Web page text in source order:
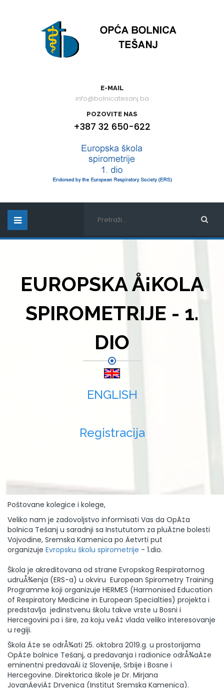
E-MAIL
info@bolnicatesanj.ba
POZOVITE NAS
+387 32 650-622
EUROPSKA Å¡KOLA
SPIROMETRIJE - 1.
DIO
ENGLISH
Registracija
Poštovane kolegice i kolege,
Veliko nam je zadovoljstvo informisati Vas da OpÄ‡a
bolnica Tešanj u saradnji sa Instututom za pluÄ‡ne bolesti
Vojvodine, Sremska Kamenica po Äetvrti put
organizuje Evropsku školu spirometrije - 1.dio.
Škola je akreditovana od strane Evropskog Respiratornog
udruÅ¾enja (ERS-a) u okviru European Spirometry Training
Programme koji organizuje HERMES (Harmonised Education
of Respiratory Medicine in European Specialties) projekta i
predstavlja jedinstvenu školu takve vrste u Bosni i
Hercegovini pa i šire, za koju veÄ‡ vlada veliko interesovanje
u regiji.
Škola Ä‡e se odrÅ¾ati 25. oktobra 2019.g. u prostorijama
OpÄ‡e bolnice Tešanj, a predavanja i radionice odrÅ¾aÄ‡e
eminentni predavaÄi iz Slovenije, Srbije i Bosne i
Hercegovine. Direktorica škole je Dr. Mirjana
JovanÄeviÄ‡ Drvenica (Institut Sremska Kamenica).